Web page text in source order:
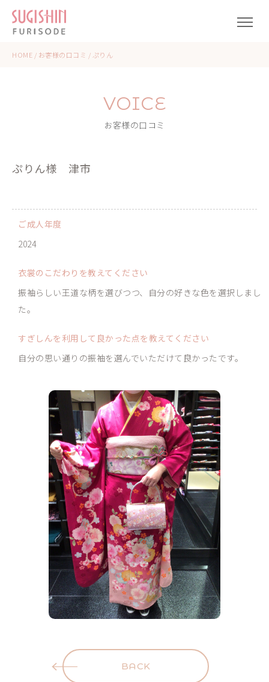
HOME / お客様の口コミ / ぷりん
VOICE
お客様の口コミ
ぷりん様 津市
ご成人年度
2024
衣裳のこだわりを教えてください
振袖らしい王道な柄を選びつつ、自分の好きな色を選択しまし
た。
すぎしんを利用して良かった点を教えてください
自分の思い通りの振袖を選んでいただけて良かったです。
BACK